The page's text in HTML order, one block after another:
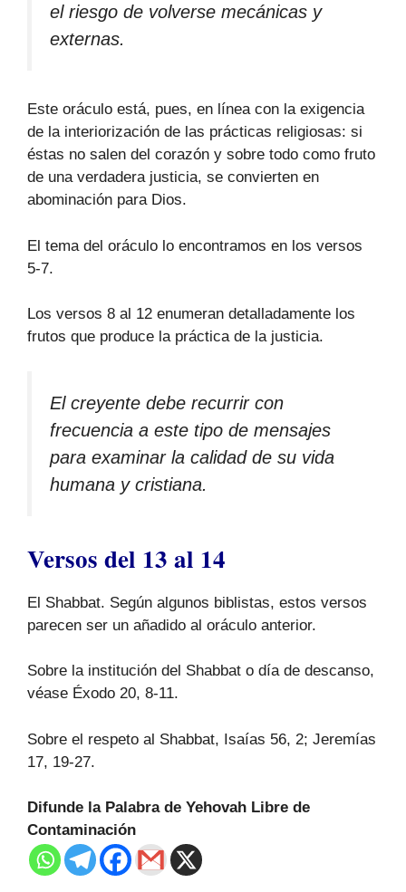
el riesgo de volverse mecánicas y
externas.
Este oráculo está, pues, en línea con la exigencia
de la interiorización de las prácticas religiosas: si
éstas no salen del corazón y sobre todo como fruto
de una verdadera justicia, se convierten en
abominación para Dios.
El tema del oráculo lo encontramos en los versos
5-7.
Los versos 8 al 12 enumeran detalladamente los
frutos que produce la práctica de la justicia.
El creyente debe recurrir con
frecuencia a este tipo de mensajes
para examinar la calidad de su vida
humana y cristiana.
Versos del 13 al 14
El Shabbat. Según algunos biblistas, estos versos
parecen ser un añadido al oráculo anterior.
Sobre la institución del Shabbat o día de descanso,
véase Éxodo 20, 8-11.
Sobre el respeto al Shabbat, Isaías 56, 2; Jeremías
17, 19-27.
Difunde la Palabra de Yehovah Libre de
Contaminación